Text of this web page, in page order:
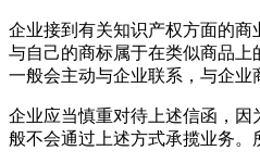
企业接到有关知识产权方面的
与自己的商标属于在类似商品上
一般会主动与企业联系，与企业
企业应当慎重对待上述信函，
般不会通过上述方式承揽业务。